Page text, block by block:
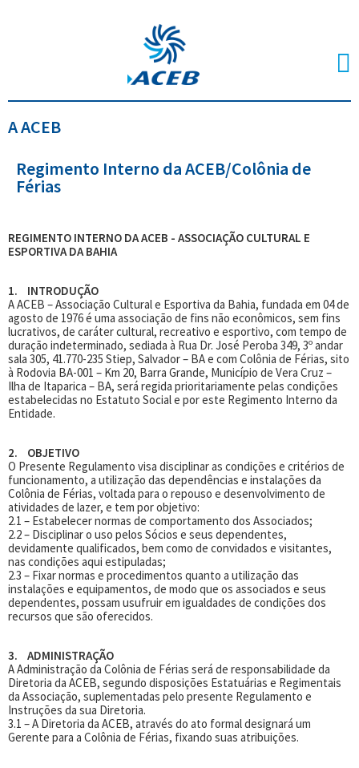
A ACEB
Regimento Interno da ACEB/Colônia de
Férias
REGIMENTO INTERNO DA ACEB - ASSOCIAÇÃO CULTURAL E
ESPORTIVA DA BAHIA
1. INTRODUÇÃO
A ACEB – Associação Cultural e Esportiva da Bahia, fundada em 04 de
agosto de 1976 é uma associação de fins não econômicos, sem fins
lucrativos, de caráter cultural, recreativo e esportivo, com tempo de
duração indeterminado, sediada à Rua Dr. José Peroba 349, 3º andar
sala 305, 41.770-235 Stiep, Salvador – BA e com Colônia de Férias, sito
à Rodovia BA-001 – Km 20, Barra Grande, Município de Vera Cruz –
Ilha de Itaparica – BA, será regida prioritariamente pelas condições
estabelecidas no Estatuto Social e por este Regimento Interno da
Entidade.
2. OBJETIVO
O Presente Regulamento visa disciplinar as condições e critérios de
funcionamento, a utilização das dependências e instalações da
Colônia de Férias, voltada para o repouso e desenvolvimento de
atividades de lazer, e tem por objetivo:
2.1 – Estabelecer normas de comportamento dos Associados;
2.2 – Disciplinar o uso pelos Sócios e seus dependentes,
devidamente qualificados, bem como de convidados e visitantes,
nas condições aqui estipuladas;
2.3 – Fixar normas e procedimentos quanto a utilização das
instalações e equipamentos, de modo que os associados e seus
dependentes, possam usufruir em igualdades de condições dos
recursos que são oferecidos.
3. ADMINISTRAÇÃO
A Administração da Colônia de Férias será de responsabilidade da
Diretoria da ACEB, segundo disposições Estatuárias e Regimentais
da Associação, suplementadas pelo presente Regulamento e
Instruções da sua Diretoria.
3.1 – A Diretoria da ACEB, através do ato formal designará um
Gerente para a Colônia de Férias, fixando suas atribuições.